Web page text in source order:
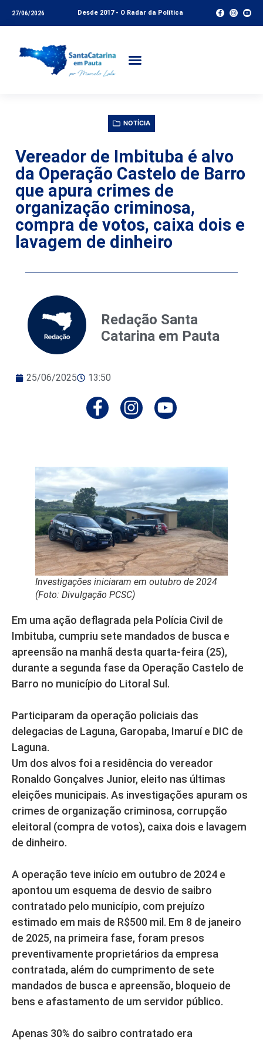
27/06/2026 Desde 2017 - O Radar da Política
NOTÍCIA
Vereador de Imbituba é alvo
da Operação Castelo de Barro
que apura crimes de
organização criminosa,
compra de votos, caixa dois e
lavagem de dinheiro
Redação Santa
Catarina em Pauta
25/06/2025 13:50
Investigações iniciaram em outubro de 2024
(Foto: Divulgação PCSC)
Em uma ação deflagrada pela Polícia Civil de
Imbituba, cumpriu sete mandados de busca e
apreensão na manhã desta quarta-feira (25),
durante a segunda fase da Operação Castelo de
Barro no município do Litoral Sul.
Participaram da operação policiais das
delegacias de Laguna, Garopaba, Imaruí e DIC de
Laguna.
Um dos alvos foi a residência do vereador
Ronaldo Gonçalves Junior, eleito nas últimas
eleições municipais. As investigações apuram os
crimes de organização criminosa, corrupção
eleitoral (compra de votos), caixa dois e lavagem
de dinheiro.
A operação teve início em outubro de 2024 e
apontou um esquema de desvio de saibro
contratado pelo município, com prejuízo
estimado em mais de R$500 mil. Em 8 de janeiro
de 2025, na primeira fase, foram presos
preventivamente proprietários da empresa
contratada, além do cumprimento de sete
mandados de busca e apreensão, bloqueio de
bens e afastamento de um servidor público.
Apenas 30% do saibro contratado era